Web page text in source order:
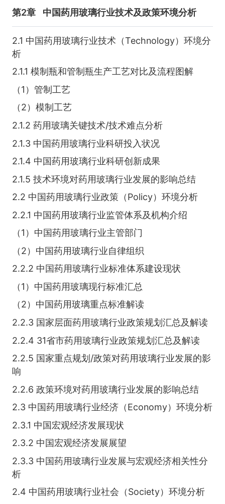
第2章 中国药用玻璃行业技术及政策环境分析
2.1 中国药用玻璃行业技术（Technology）环境分
析
2.1.1 模制瓶和管制瓶生产工艺对比及流程图解
（1）管制工艺
（2）模制工艺
2.1.2 药用玻璃关键技术/技术难点分析
2.1.3 中国药用玻璃行业科研投入状况
2.1.4 中国药用玻璃行业科研创新成果
2.1.5 技术环境对药用玻璃行业发展的影响总结
2.2 中国药用玻璃行业政策（Policy）环境分析
2.2.1 中国药用玻璃行业监管体系及机构介绍
（1）中国药用玻璃行业主管部门
（2）中国药用玻璃行业自律组织
2.2.2 中国药用玻璃行业标准体系建设现状
（1）中国药用玻璃现行标准汇总
（2）中国药用玻璃重点标准解读
2.2.3 国家层面药用玻璃行业政策规划汇总及解读
2.2.4 31省市药用玻璃行业政策规划汇总及解读
2.2.5 国家重点规划/政策对药用玻璃行业发展的影
响
2.2.6 政策环境对药用玻璃行业发展的影响总结
2.3 中国药用玻璃行业经济（Economy）环境分析
2.3.1 中国宏观经济发展现状
2.3.2 中国宏观经济发展展望
2.3.3 中国药用玻璃行业发展与宏观经济相关性分
析
2.4 中国药用玻璃行业社会（Society）环境分析